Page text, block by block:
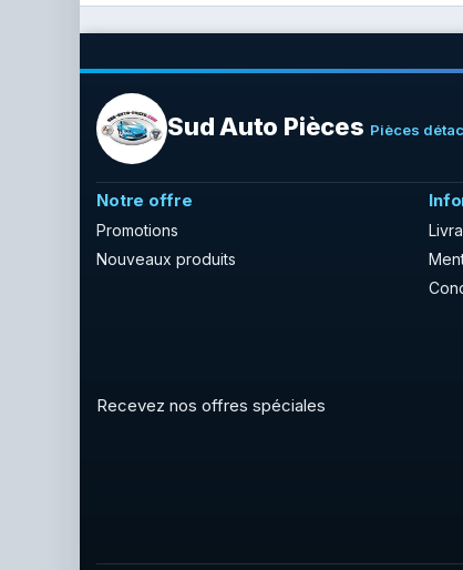
Sud Auto Pièces Pièces
Notre offre
Promotions
Nouveaux produits
Recevez nos offres spéciales